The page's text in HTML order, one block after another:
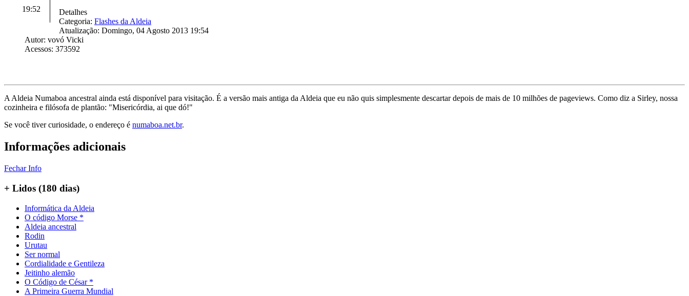
19:52
Detalhes
Categoria: Flashes da Aldeia
Atualização: Domingo, 04 Agosto 2013 19:54
Autor: vovó Vicki
Acessos: 373592
A Aldeia Numaboa ancestral ainda está disponível para visitação. É a versão mais antiga da Aldeia que eu não quis simplesmente descartar depois de mais de 10 milhões de pageviews. Como diz a Sirley, nossa
cozinheira e filósofa de plantão: "Misericórdia, ai que dó!"
Se você tiver curiosidade, o endereço é numaboa.net.br.
Informações adicionais
Fechar Info
+ Lidos (180 dias)
Informática da Aldeia
O código Morse *
Aldeia ancestral
Rodin
Urutau
Ser normal
Cordialidade e Gentileza
Jeitinho alemão
O Código de César *
A Primeira Guerra Mundial